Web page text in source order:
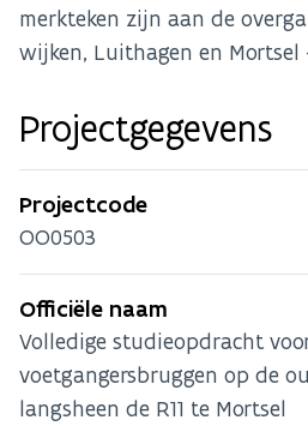
merkteken zijn aan de
wijken, Luithagen en Mortsel
Projectgegevens
Projectcode
OO0503
Officiële naam
Volledige studieopdracht
voetgangersbruggen op de
langsheen de R11 te Mortsel